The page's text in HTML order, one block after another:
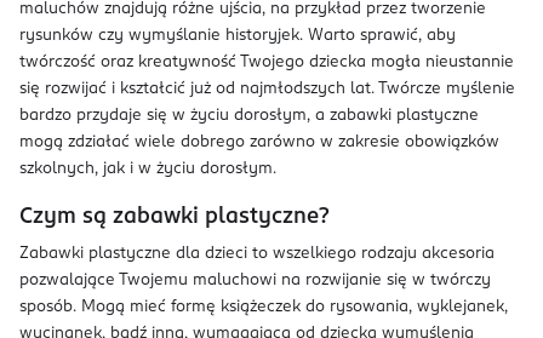
maluchów znajdują różne ujścia, na przykład przez tworzenie
rysunków czy wymyślanie historyjek. Warto sprawić, aby
twórczość oraz kreatywność Twojego dziecka mogła nieustannie
się rozwijać i kształcić już od najmłodszych lat. Twórcze myślenie
bardzo przydaje się w życiu dorosłym, a zabawki plastyczne
mogą zdziałać wiele dobrego zarówno w zakresie obowiązków
szkolnych, jak i w życiu dorosłym.
Czym są zabawki plastyczne?
Zabawki plastyczne dla dzieci to wszelkiego rodzaju akcesoria
pozwalające Twojemu maluchowi na rozwijanie się w twórczy
sposób. Mogą mieć formę książeczek do rysowania, wyklejanek,
wycinanek, bądź inną, wymagającą od dziecka wymyślenia